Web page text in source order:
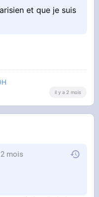
et que je suis
il y a 2 mois
2 mois